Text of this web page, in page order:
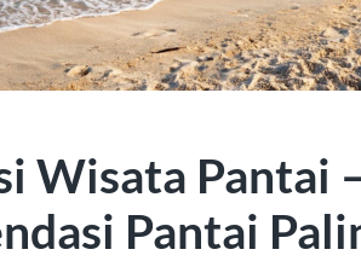
Wisata Pantai
Pantai